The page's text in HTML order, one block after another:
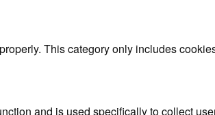
This category only includes
and is used specifically to collect